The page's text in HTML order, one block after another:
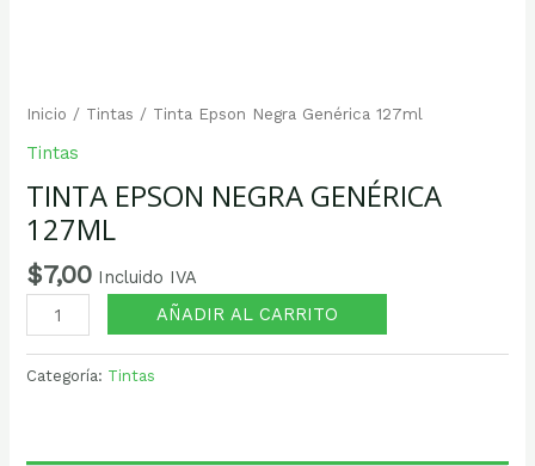
Inicio / Tintas / Tinta Epson Negra Genérica 127ml
Tintas
TINTA EPSON NEGRA GENÉRICA
127ML
$7,00 Incluido IVA
AÑADIR AL CARRITO
Categoría: Tintas